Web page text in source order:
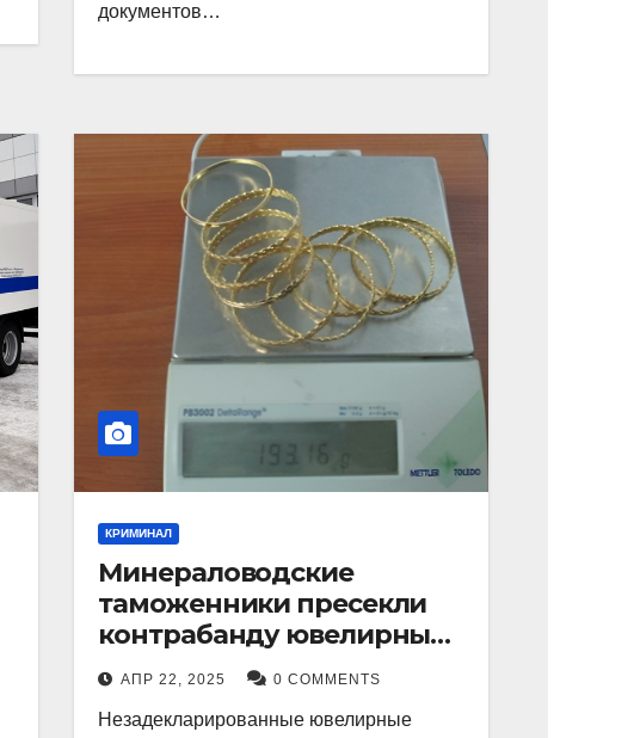
документов…
КРИМИНАЛ
Минераловодские
таможенники пресекли
контрабанду ювелирных
изделий на 2 млн рублей
АПР 22, 2025 0 COMMENTS
Незадекларированные ювелирные